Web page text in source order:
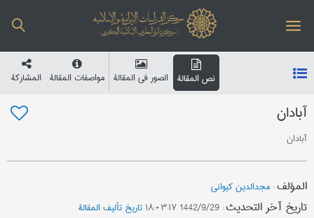
نص المقالة الصور في المقالة مواصفات المقالة المشارکة
آبادان
آبادان
المؤلف: مجدالدین کیواني
تاریخ آخر التحدیث: 1442/9/29 ۱۸:۰۳:۱۷ تاریخ تألیف المقالة